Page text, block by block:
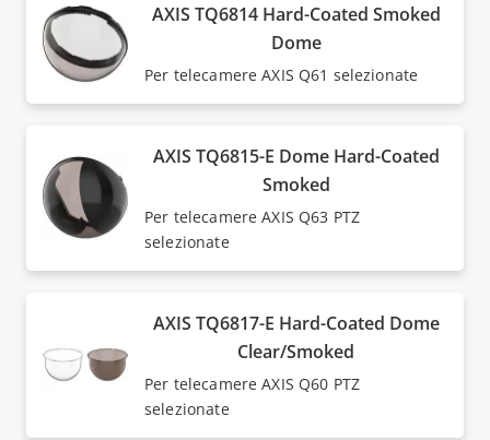
AXIS TQ6814 Hard-Coated Smoked
Dome
Per telecamere AXIS Q61 selezionate
AXIS TQ6815-E Dome Hard-Coated
Smoked
Per telecamere AXIS Q63 PTZ
selezionate
AXIS TQ6817-E Hard-Coated Dome
Clear/Smoked
Per telecamere AXIS Q60 PTZ
selezionate